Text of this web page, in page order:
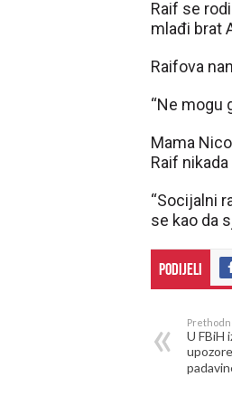
Raif se
mlađi brat
Raifova
“Ne mogu
Mama
Raif
“Socijalni
se kao da
Podijeli
U FBiH